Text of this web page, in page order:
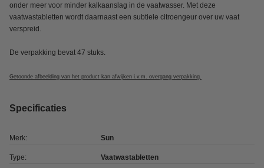
onder meer voor minder kalkaanslag in de vaatwasser. Met deze
vaatwastabletten wordt daarnaast een subtiele citroengeur over uw vaat
verspreid.
De verpakking bevat 47 stuks.
Getoonde afbeelding van het product kan afwijken i.v.m. overgang verpakking.
Specificaties
Merk: Sun
Type: Vaatwastabletten